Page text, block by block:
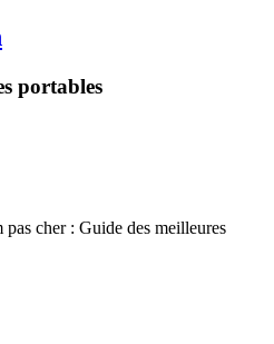
portables
cher : Guide des meilleures